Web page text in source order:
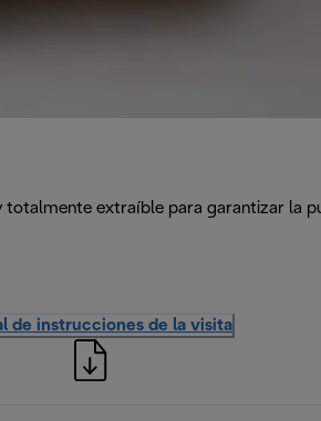
totalmente extraíble para garantizar la
de instrucciones de la visita